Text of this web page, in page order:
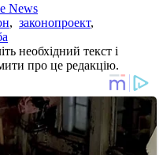
News
, законопроект,
необхідний текст і
про це редакцію.